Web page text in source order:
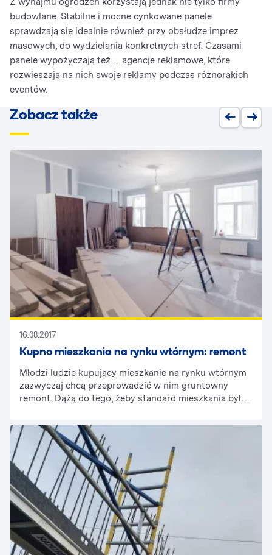
budowlane. Stabilne i mocne cynkowane panele
sprawdzają się idealnie również przy obsłudze imprez
masowych, do wydzielania konkretnych stref. Czasami
panele wypożyczają też… agencje reklamowe, które
rozwieszają na nich swoje reklamy podczas różnorakich
eventów.
Zobacz także
16.08.2017
Kupno mieszkania na rynku wtórnym: remont
Młodzi ludzie kupujący mieszkanie na rynku wtórnym
zazwyczaj chcą przeprowadzić w nim gruntowny
remont. Dążą do tego, żeby standard mieszkania był
raz oznacza naprawdę szeroki zakres prac, zwłaszcza
w mieszkaniach z lat 60. czy 70., w których nic nie było
wcześniej odnawiane. Przyszli lokatorzy, którzy mają
jakiekolwiek pojęcie o pracach remontowo-
budowlanych, przeważnie chcą jak najwięcej rzeczy
zrobić sami, by maksymalnie oszczędzić na
profesjonalnej ekipie. Do wielu prac niezbędne są
jednak specjalistyczne maszyny budowlane. Na
szczęście, w dzisiejszych czasach można je po prostu
wynająć.